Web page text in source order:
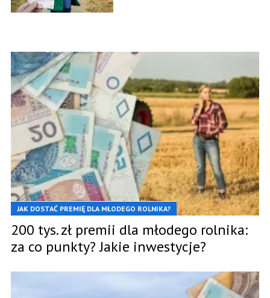
JAK DOSTAĆ PREMIĘ DLA MŁODEGO ROLNIKA?
200 tys. zł premii dla młodego rolnika:
za co punkty? Jakie inwestycje?